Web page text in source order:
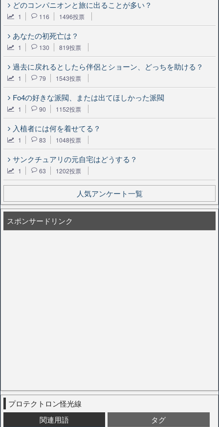
どのコンパニオンと旅に出ることが多い？
1 116 1496投票
あなたの初死亡は？
1 130 819投票
過去に戻れるとしたら伴侶とショーン、どっちを助ける？
1 79 1543投票
Fo4の好きな派閥、または出てほしかった派閥
1 90 1152投票
入植者には何を着せてる？
1 83 1048投票
サンクチュアリの元自宅はどうする？
1 63 1202投票
人気アンケート一覧
スポンサードリンク
プロテクトロン怪光線
関連用語
タグ